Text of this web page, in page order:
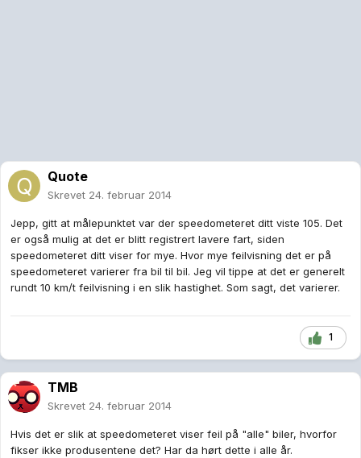
Quote
Skrevet 24. februar 2014
Jepp, gitt at målepunktet var der speedometeret ditt viste 105. Det
er også mulig at det er blitt registrert lavere fart, siden
speedometeret ditt viser for mye. Hvor mye feilvisning det er på
speedometeret varierer fra bil til bil. Jeg vil tippe at det er generelt
rundt 10 km/t feilvisning i en slik hastighet. Som sagt, det varierer.
1
TMB
Skrevet 24. februar 2014
Hvis det er slik at speedometeret viser feil på "alle" biler, hvorfor
fikser ikke produsentene det? Har da hørt dette i alle år.